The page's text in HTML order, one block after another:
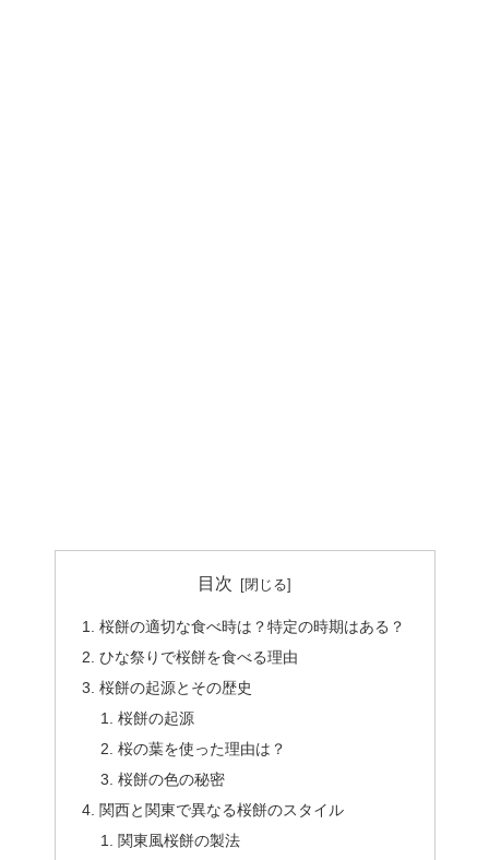
目次
桜餅の適切な食べ時は？特定の時期はある？
ひな祭りで桜餅を食べる理由
桜餅の起源とその歴史
桜餅の起源
桜の葉を使った理由は？
桜餅の色の秘密
関西と関東で異なる桜餅のスタイル
関東風桜餅の製法